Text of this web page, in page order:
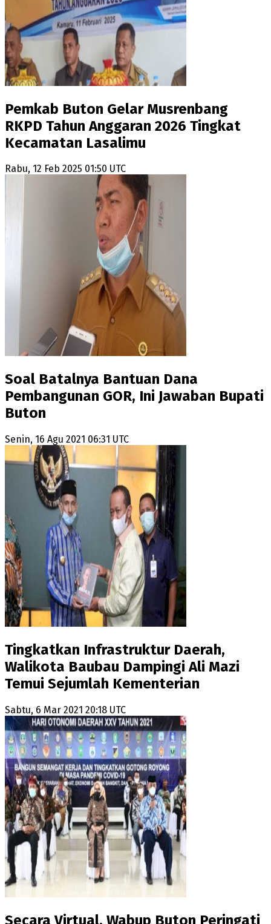
Pemkab Buton Gelar Musrenbang
RKPD Tahun Anggaran 2026 Tingkat
Kecamatan Lasalimu
Rabu, 12 Feb 2025 01:50 UTC
Soal Batalnya Bantuan Dana
Pembangunan GOR, Ini Jawaban Bupati
Buton
Senin, 16 Agu 2021 06:31 UTC
Tingkatkan Infrastruktur Daerah,
Walikota Baubau Dampingi Ali Mazi
Temui Sejumlah Kementerian
Sabtu, 6 Mar 2021 20:18 UTC
Secara Virtual, Wabup Buton Peringati